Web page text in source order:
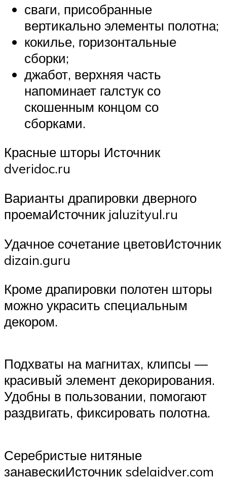
сваги, присобранные
вертикально элементы полотна;
кокилье, горизонтальные
сборки;
джабот, верхняя часть
напоминает галстук со
скошенным концом со
сборками.
Красные шторы Источник
dveridoc.ru
Варианты драпировки дверного
проемаИсточник jaluzityul.ru
Удачное сочетание цветовИсточник
dizain.guru
Кроме драпировки полотен шторы
можно украсить специальным
декором.
Подхваты на магнитах, клипсы —
красивый элемент декорирования.
Удобны в пользовании, помогают
раздвигать, фиксировать полотна.
Серебристые нитяные
занавескиИсточник sdelaidver.com